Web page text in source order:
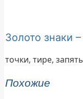
Золото знаки
точки, тире,
Похожие